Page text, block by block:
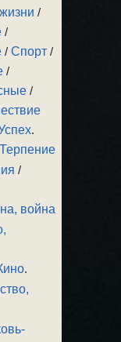
/
/
/Спорт /
/
/
.
Терпение
/
война
.